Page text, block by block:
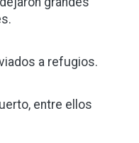
a refugios.
entre ellos